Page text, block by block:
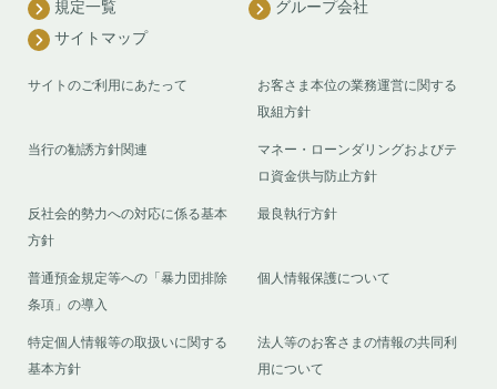
規定一覧
グループ会社
サイトマップ
サイトのご利用にあたって
お客さま本位の業務運営に関する
取組方針
当行の勧誘方針関連
マネー・ローンダリングおよびテ
ロ資金供与防止方針
反社会的勢力への対応に係る基本
方針
最良執行方針
普通預金規定等への「暴力団排除
条項」の導入
個人情報保護について
特定個人情報等の取扱いに関する
基本方針
法人等のお客さまの情報の共同利
用について